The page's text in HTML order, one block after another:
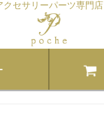
クセサリーパーツ専門店